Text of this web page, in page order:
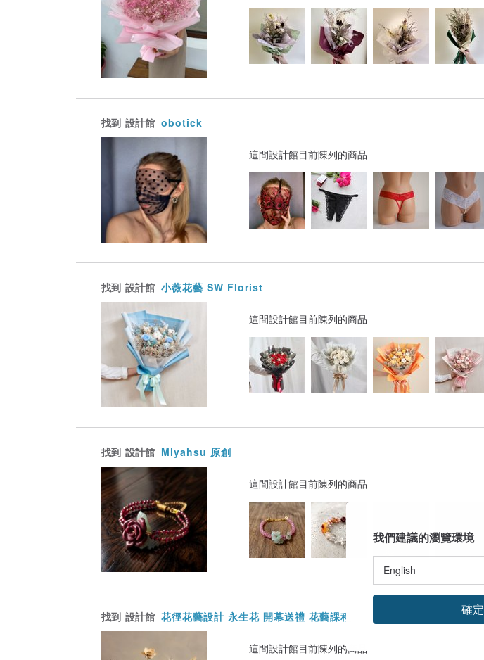
找到 設計館 obotick
這間設計館目前陳列的商品
找到 設計館 小薇花藝 SW Florist
這間設計館目前陳列的商品
找到 設計館 Miyahsu 原創
這間設計館目前陳列的商品
找到 設計館 花徑花藝設計 永生花 開幕送禮 花藝課程
這間設計館目前陳列的商品
我們建議的瀏覽環境
確定